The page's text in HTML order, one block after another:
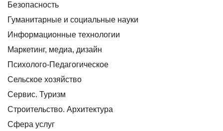
Безопасность
Гуманитарные и социальные науки
Информационные технологии
Маркетинг, медиа, дизайн
Психолого-Педагогическое
Сельское хозяйство
Сервис. Туризм
Строительство. Архитектура
Сфера услуг